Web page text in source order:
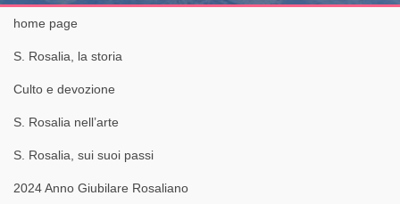
home page
S. Rosalia, la storia
Culto e devozione
S. Rosalia nell’arte
S. Rosalia, sui suoi passi
2024 Anno Giubilare Rosaliano